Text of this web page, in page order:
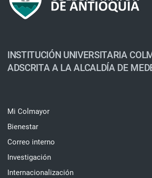
INSTITUCIÓN UNIVERSITARIA
ADSCRITA A LA ALCALDÍA DE
Mi Colmayor
Bienestar
Correo interno
Investigación
Internacionalización